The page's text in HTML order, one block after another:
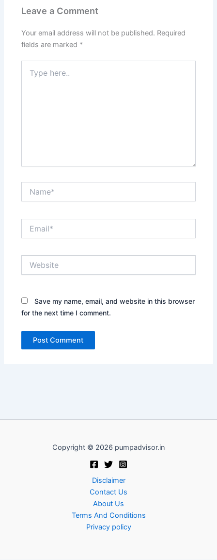
Leave a Comment
Your email address will not be published. Required
fields are marked *
here..
Save my name, email, and website in this browser
for the next time I comment.
Copyright © 2026 pumpadvisor.in
Disclaimer
Contact Us
About Us
Terms And Conditions
Privacy policy